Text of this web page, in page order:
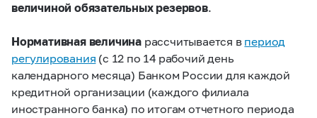
величиной обязательных резервов.
Нормативная величина рассчитывается в период
регулирования (с 12 по 14 рабочий день
календарного месяца) Банком России для каждой
кредитной организации (каждого филиала
иностранного банка) по итогам отчетного периода